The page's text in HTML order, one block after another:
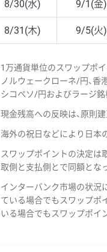
8/30(水) 9/1(金)
8/31(木) 9/5(火)
1万通貨単位のスワップポイ
ノルウェークローネ/円、香
シコペソ/円およびラージ銘
現金残高への反映は、原則
海外の祝日などにより日本
スワップポイントの決定は
取側と支払側とで同額とな
インターバンク市場の状況
ている場合でもスワップポ
いる場合でもスワップポイ